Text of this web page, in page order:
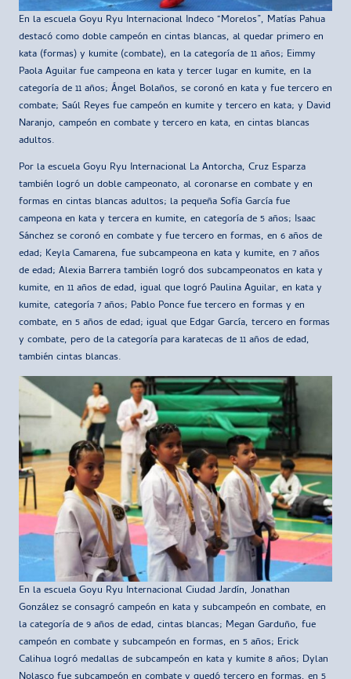
En la escuela Goyu Ryu Internacional Indeco “Morelos”, Matías Pahua
destacó como doble campeón en cintas blancas, al quedar primero en
kata (formas) y kumite (combate), en la categoría de 11 años; Eimmy
Paola Aguilar fue campeona en kata y tercer lugar en kumite, en la
categoría de 11 años; Ángel Bolaños, se coronó en kata y fue tercero en
combate; Saúl Reyes fue campeón en kumite y tercero en kata; y David
Naranjo, campeón en combate y tercero en kata, en cintas blancas
adultos.
Por la escuela Goyu Ryu Internacional La Antorcha, Cruz Esparza
también logró un doble campeonato, al coronarse en combate y en
formas en cintas blancas adultos; la pequeña Sofía García fue
campeona en kata y tercera en kumite, en categoría de 5 años; Isaac
Sánchez se coronó en combate y fue tercero en formas, en 6 años de
edad; Keyla Camarena, fue subcampeona en kata y kumite, en 7 años
de edad; Alexia Barrera también logró dos subcampeonatos en kata y
kumite, en 11 años de edad, igual que logró Paulina Aguilar, en kata y
kumite, categoría 7 años; Pablo Ponce fue tercero en formas y en
combate, en 5 años de edad; igual que Edgar García, tercero en formas
y combate, pero de la categoría para karatecas de 11 años de edad,
también cintas blancas.
En la escuela Goyu Ryu Internacional Ciudad Jardín, Jonathan
González se consagró campeón en kata y subcampeón en combate, en
la categoría de 9 años de edad, cintas blancas; Megan Garduño, fue
campeón en combate y subcampeón en formas, en 5 años; Erick
Calihua logró medallas de subcampeón en kata y kumite 8 años; Dylan